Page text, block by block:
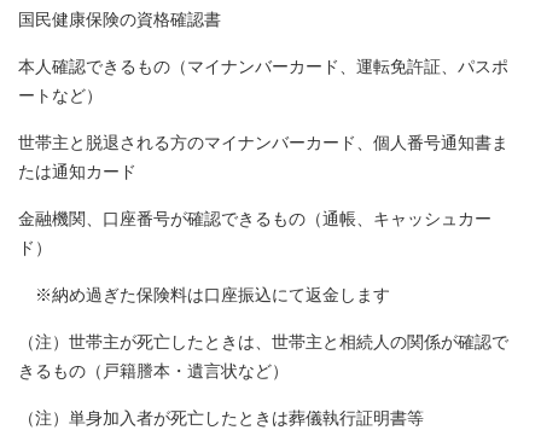
国民健康保険の資格確認書
本人確認できるもの（マイナンバーカード、運転免許証、パスポ
ートなど）
世帯主と脱退される方のマイナンバーカード、個人番号通知書ま
たは通知カード
金融機関、口座番号が確認できるもの（通帳、キャッシュカー
ド）
※納め過ぎた保険料は口座振込にて返金します
（注）世帯主が死亡したときは、世帯主と相続人の関係が確認で
きるもの（戸籍謄本・遺言状など）
（注）単身加入者が死亡したときは葬儀執行証明書等